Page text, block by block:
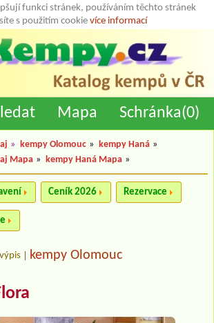
funkci stránek, používáním těchto stránek
s použitím cookie více informací
Mapa Schránka(0)
» kempy Olomouc » kempy Haná »
Mapa » kempy Haná Mapa »
Ceník 2026 Rezervace
kempy Olomouc